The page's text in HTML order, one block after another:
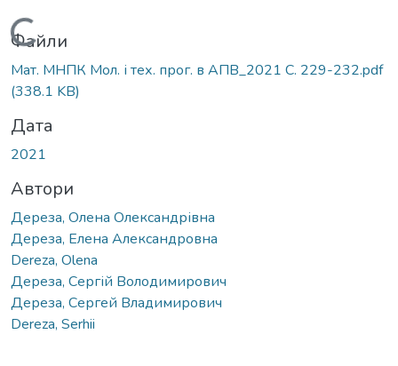
Вантажиться...
Файли
Мат. МНПК Мол. і тех. прог. в АПВ_2021 С. 229-232.pdf
(338.1 KB)
Дата
2021
Автори
Дереза, Олена Олександрівна
Дереза, Елена Александровна
Dereza, Olena
Дереза, Сергій Володимирович
Дереза, Сергей Владимирович
Dereza, Serhii